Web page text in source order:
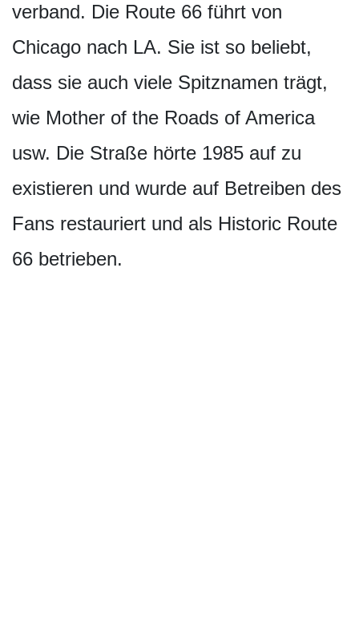
verband. Die Route 66 führt von
Chicago nach LA. Sie ist so beliebt,
dass sie auch viele Spitznamen trägt,
wie Mother of the Roads of America
usw. Die Straße hörte 1985 auf zu
existieren und wurde auf Betreiben des
Fans restauriert und als Historic Route
66 betrieben.